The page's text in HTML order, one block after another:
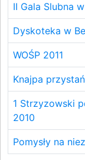
II Gala Slubna
Dyskoteka w
WOŚP 2011
Knajpa
1 Strzyzowski
2010
Pomysły na